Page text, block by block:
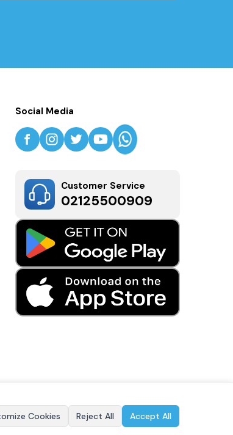
Social Media
Customer Service
02125500909
Cookies Reject All Accept All